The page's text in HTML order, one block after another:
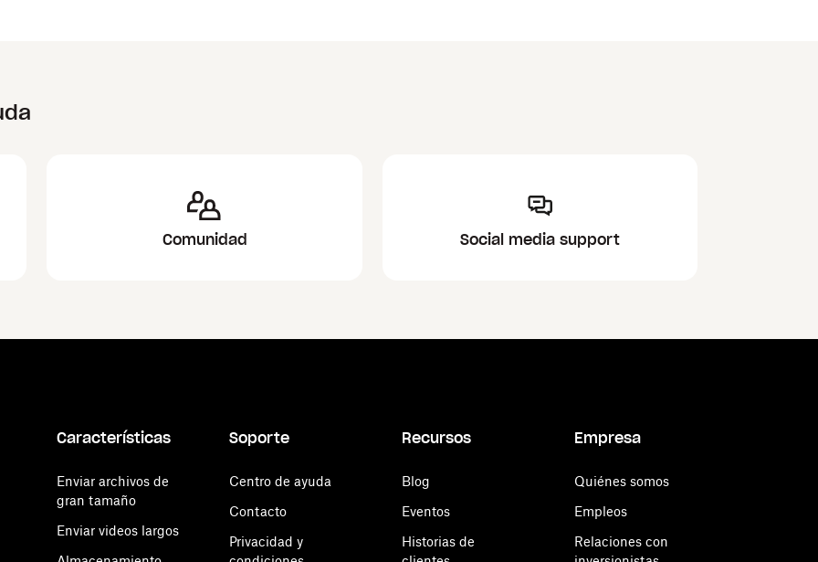
que el
de datos
Comunidad Social media support
Características
Enviar archivos de
gran tamaño
Enviar videos largos
Soporte
Centro de ayuda
Contacto
Privacidad y
Recursos
Blog
Eventos
Historias de
Empresa
Quiénes somos
Empleos
Relaciones con